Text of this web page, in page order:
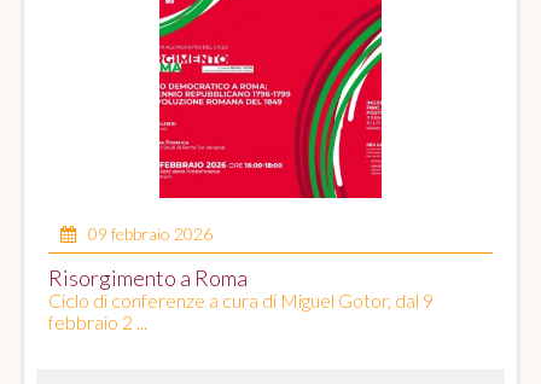
09 febbraio 2026
Risorgimento a Roma
Ciclo di conferenze a cura di Miguel Gotor, dal 9
febbraio 2 ...